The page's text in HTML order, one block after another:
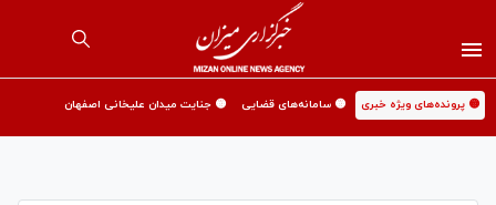
🟡 پرونده‌های ویژه خبری 🟡 سامانه‌های قضایی 🟡 جنایت میدان علیخانی اصفهان